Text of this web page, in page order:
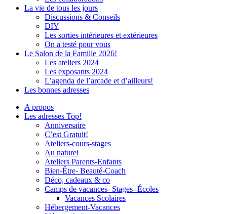
La vie de tous les jours
Discussions & Conseils
DIY
Les sorties intérieures et extérieures
On a testé pour vous
Le Salon de la Famille 2026!
Les ateliers 2024
Les exposants 2024
L’agenda de l’arcade et d’ailleurs!
Les bonnes adresses
A propos
Les adresses Top!
Anniversaire
C’est Gratuit!
Ateliers-cours-stages
Au naturel
Ateliers Parents-Enfants
Bien-Être- Beauté-Coach
Déco, cadeaux & co
Camps de vacances- Stages- Écoles
Vacances Scolaires
Hébergement-Vacances